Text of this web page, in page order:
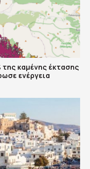
της καμένης έκτασης
ενέργεια